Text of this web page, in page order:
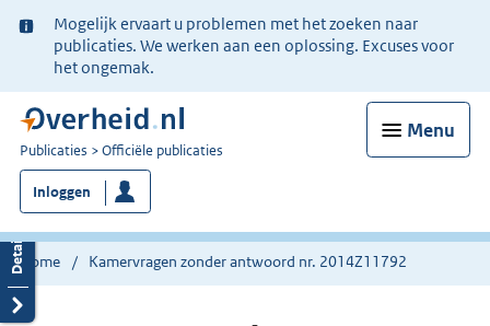
Ter
informatie:
Mogelijk ervaart u problemen met het zoeken naar
publicaties. We werken aan een oplossing. Excuses voor
het ongemak.
Menu
U
bent
nu
hier:
Publicaties Officiële publicaties
Inloggen
Home Kamervragen zonder antwoord nr. 2014Z11792